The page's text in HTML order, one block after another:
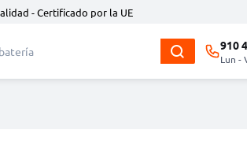
- Certificado por la UE
910
Lun -